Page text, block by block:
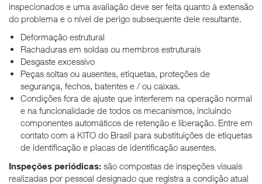
inspecionados e uma avaliação deve ser feita quanto à extensão
do problema e o nível de perigo subsequente dele resultante.
Deformação estrutural
Rachaduras em soldas ou membros estruturais
Desgaste excessivo
Peças soltas ou ausentes, etiquetas, proteções de
segurança, fechos, batentes e / ou caixas.
Condições fora de ajuste que interferem na operação normal
e na funcionalidade de todos os mecanismos, incluindo
componentes automáticos de retenção e liberação. Entre em
contato com a KITO do Brasil para substituições de etiquetas
de identificação e placas de identificação ausentes.
Inspeções periódicas: são compostas de inspeções visuais
realizadas por pessoal designado que registra a condição atual